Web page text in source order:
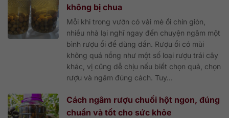
không bị chua
Mỗi khi trong vườn có vài mẻ ổi chín giòn,
nhiều nhà lại nghĩ ngay đến chuyện ngâm một
bình rượu ổi để dùng dần. Rượu ổi có mùi
không quá nồng như một số loại rượu trái cây
khác, vị cũng dễ chịu nếu biết chọn quả, chọn
rượu và ngâm đúng cách. Tuy...
Cách ngâm rượu chuối hột ngon, đúng
chuẩn và tốt cho sức khỏe